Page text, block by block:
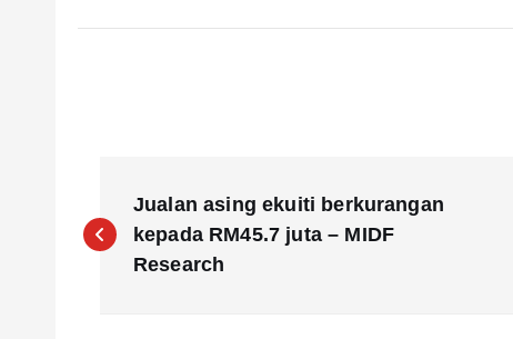
o
Jualan asing ekuiti berkurangan
kepada RM45.7 juta – MIDF
Research